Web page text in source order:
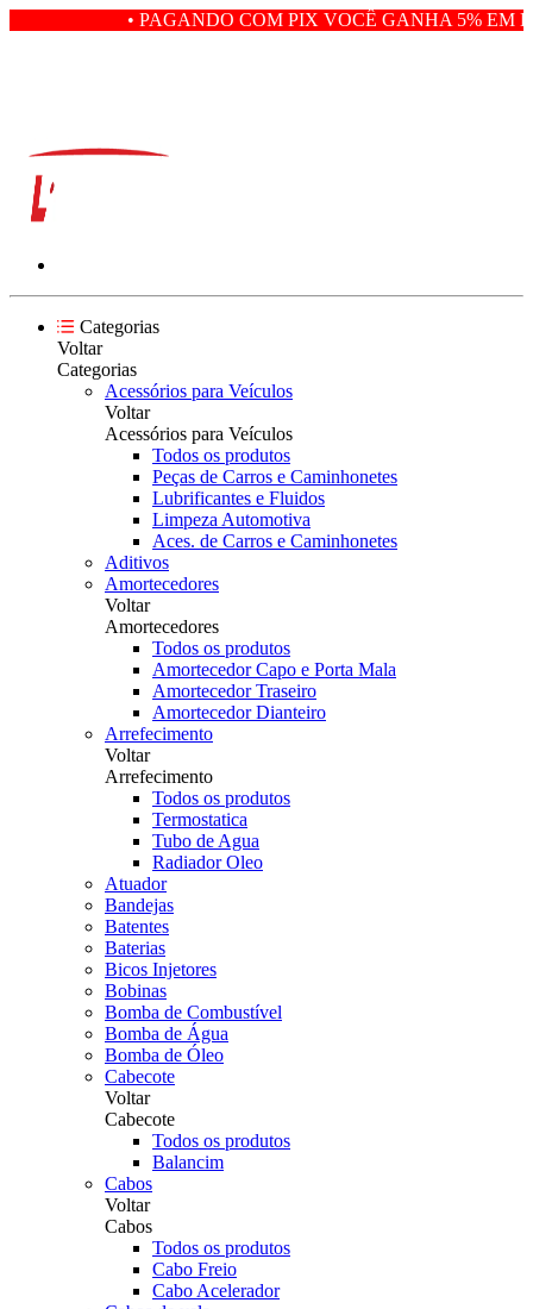
• PAGANDO COM PIX VOCÊ GANHA 5% EM
Categorias
Voltar
Categorias
Acessórios para Veículos
Voltar
Acessórios para Veículos
Todos os produtos
Peças de Carros e Caminhonetes
Lubrificantes e Fluidos
Limpeza Automotiva
Aces. de Carros e Caminhonetes
Aditivos
Amortecedores
Voltar
Amortecedores
Todos os produtos
Amortecedor Capo e Porta Mala
Amortecedor Traseiro
Amortecedor Dianteiro
Arrefecimento
Voltar
Arrefecimento
Todos os produtos
Termostatica
Tubo de Agua
Radiador Oleo
Atuador
Bandejas
Batentes
Baterias
Bicos Injetores
Bobinas
Bomba de Combustível
Bomba de Água
Bomba de Óleo
Cabecote
Voltar
Cabecote
Todos os produtos
Balancim
Cabos
Voltar
Cabos
Todos os produtos
Cabo Freio
Cabo Acelerador